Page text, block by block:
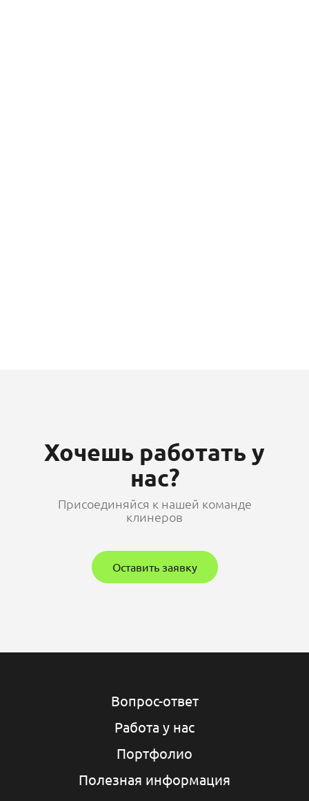
Хочешь работать у
нас?
Присоединяйся к нашей команде
клинеров
Оставить заявку
Вопрос-ответ
Работа у нас
Портфолио
Полезная информация